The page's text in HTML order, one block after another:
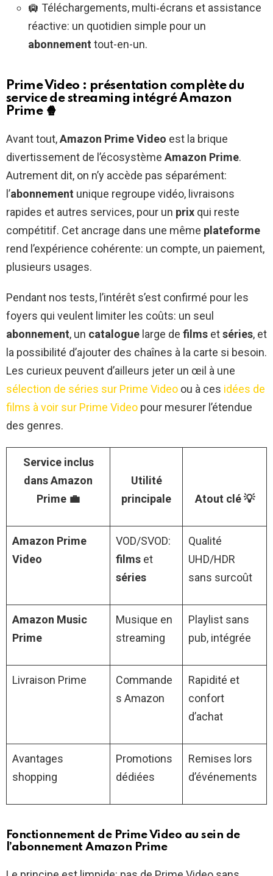
🛄 Téléchargements, multi‑écrans et assistance
réactive: un quotidien simple pour un
abonnement tout-en-un.
Prime Video : présentation complète du
service de streaming intégré Amazon
Prime🍿
Avant tout,Amazon Prime Video est la brique
divertissement de l’écosystème Amazon Prime.
Autrement dit, on n’y accède pas séparément:
l’abonnement unique regroupe vidéo, livraisons
rapides et autres services, pour un prix qui reste
compétitif. Cet ancrage dans une même plateforme
rend l’expérience cohérente: un compte, un paiement,
plusieurs usages.
Pendant nos tests, l’intérêt s’est confirmé pour les
foyers qui veulent limiter les coûts: un seul
abonnement, un catalogue large de films etséries, et
la possibilité d’ajouter des chaînes à la carte si besoin.
Les curieux peuvent d’ailleurs jeter un œil à une
sélection de séries sur Prime Video ou à ces idées de
films à voir sur Prime Video pour mesurer l’étendue
des genres.
Service inclus
dansAmazon
Prime 💼
Utilité
principale
Atout clé 💡
Amazon Prime
Video
VOD/SVOD:
films et
séries
Qualité
UHD/HDR
sans surcoût
Amazon Music
Prime
Musique en
streaming
Playlist sans
pub, intégrée
Livraison Prime
Commande
s Amazon
Rapidité et
confort
d’achat
Avantages
shopping
Promotions
dédiées
Remises lors
d’événements
Fonctionnement de Prime Video au sein de
l’abonnement Amazon Prime